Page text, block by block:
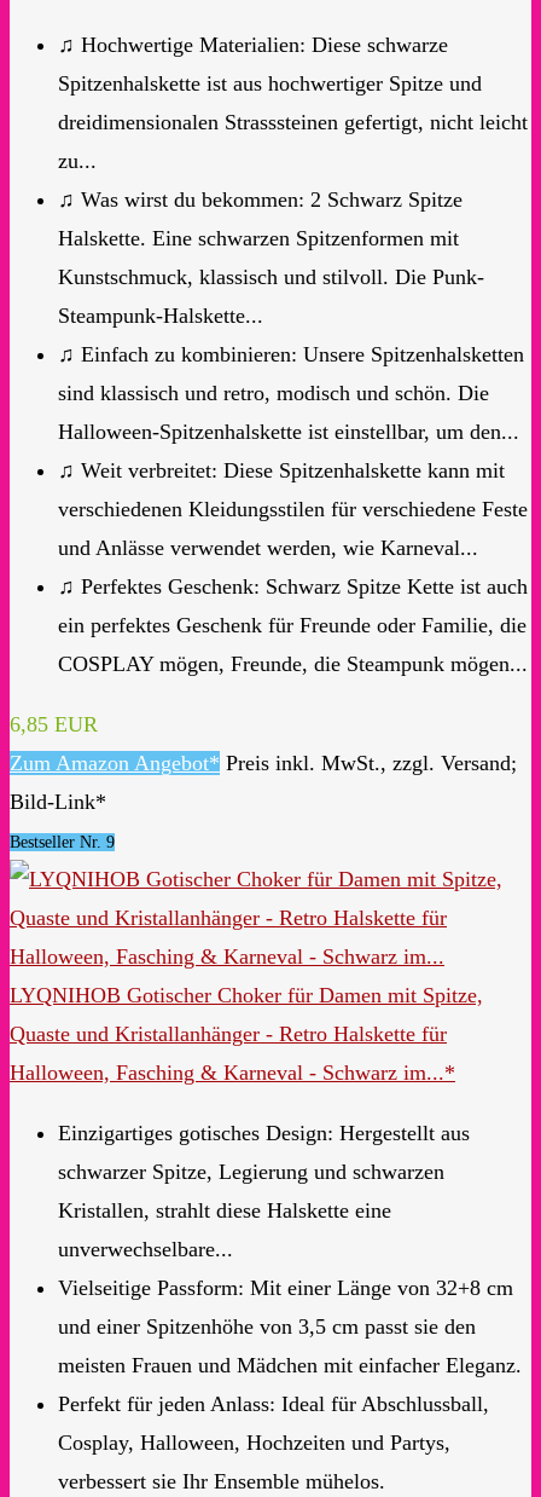
♫ Hochwertige Materialien: Diese schwarze
Spitzenhalskette ist aus hochwertiger Spitze und
dreidimensionalen Strasssteinen gefertigt, nicht leicht
zu...
♫ Was wirst du bekommen: 2 Schwarz Spitze
Halskette. Eine schwarzen Spitzenformen mit
Kunstschmuck, klassisch und stilvoll. Die Punk-
Steampunk-Halskette...
♫ Einfach zu kombinieren: Unsere Spitzenhalsketten
sind klassisch und retro, modisch und schön. Die
Halloween-Spitzenhalskette ist einstellbar, um den...
♫ Weit verbreitet: Diese Spitzenhalskette kann mit
verschiedenen Kleidungsstilen für verschiedene Feste
und Anlässe verwendet werden, wie Karneval...
♫ Perfektes Geschenk: Schwarz Spitze Kette ist auch
ein perfektes Geschenk für Freunde oder Familie, die
COSPLAY mögen, Freunde, die Steampunk mögen...
6,85 EUR
Zum Amazon Angebot* Preis inkl. MwSt., zzgl. Versand;
Bild-Link*
Bestseller Nr. 9
LYQNIHOB Gotischer Choker für Damen mit Spitze,
Quaste und Kristallanhänger - Retro Halskette für
Halloween, Fasching & Karneval - Schwarz im...*
Einzigartiges gotisches Design: Hergestellt aus
schwarzer Spitze, Legierung und schwarzen
Kristallen, strahlt diese Halskette eine
unverwechselbare...
Vielseitige Passform: Mit einer Länge von 32+8 cm
und einer Spitzenhöhe von 3,5 cm passt sie den
meisten Frauen und Mädchen mit einfacher Eleganz.
Perfekt für jeden Anlass: Ideal für Abschlussball,
Cosplay, Halloween, Hochzeiten und Partys,
verbessert sie Ihr Ensemble mühelos.